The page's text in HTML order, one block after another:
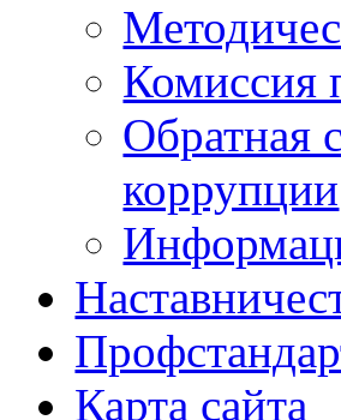
Комиссия
Обратная
коррупции
Карта сайта